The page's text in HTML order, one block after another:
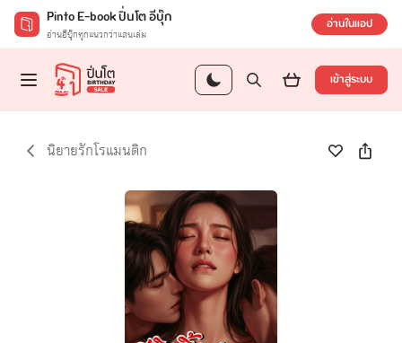
Pinto E-book ปิ่นโต อีบุ๊ก
อ่านอีบุ๊กทุกแนวกว่าแสนเล่ม อ่านในแอป
เข้าสู่ระบบ
นิยายรักโรแมนติก